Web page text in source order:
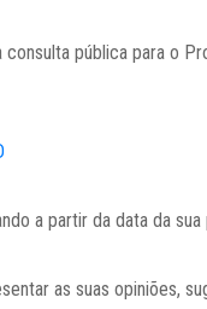
pública para o
a partir da data da
as suas opiniões,